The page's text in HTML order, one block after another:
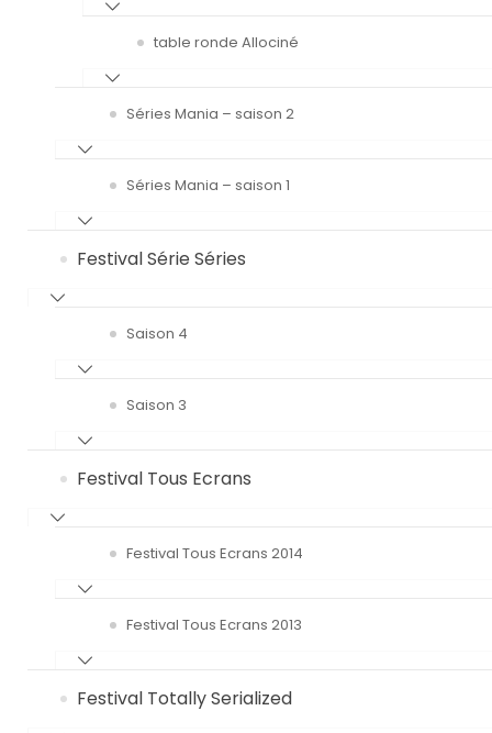
table ronde Allociné
Séries Mania – saison 2
Séries Mania – saison 1
Festival Série Séries
Saison 4
Saison 3
Festival Tous Ecrans
Festival Tous Ecrans 2014
Festival Tous Ecrans 2013
Festival Totally Serialized